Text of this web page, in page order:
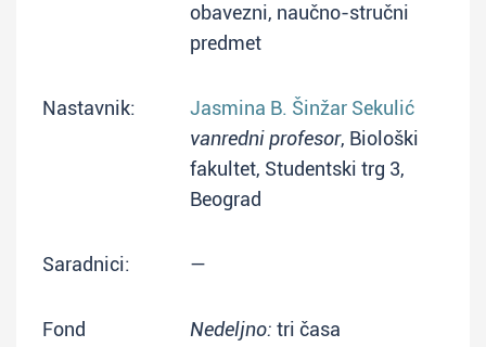
obavezni, naučno-stručni
predmet
Nastavnik:
Jasmina B. Šinžar Sekulić
vanredni profesor, Biološki
fakultet, Studentski trg 3,
Beograd
Saradnici: —
Fond
Nedeljno: tri časa